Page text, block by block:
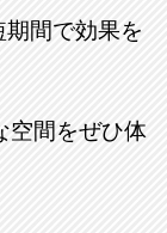
間で効果を
空間をぜひ体